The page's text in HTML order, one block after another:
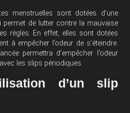
menstruelles sont dotées d’une
permet de lutter contre la mauvaise
règles. En effet, elles sont dotées
à empêcher l’odeur de s’éteindre.
permettra d’empêcher l’odeur
les slips périodiques.
d’un slip